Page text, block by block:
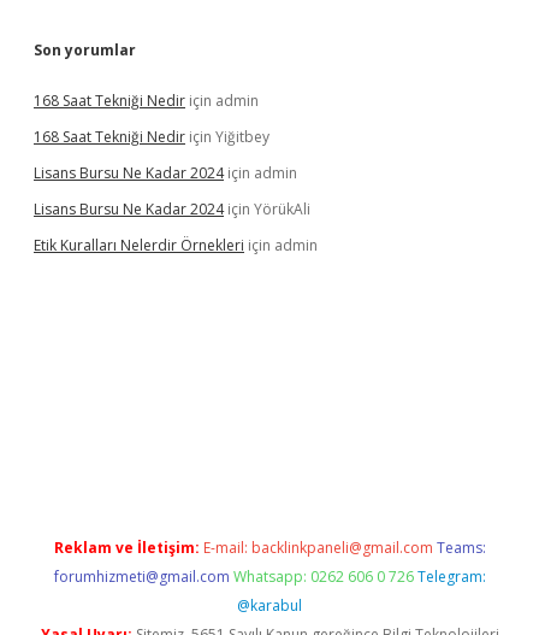
Son yorumlar
168 Saat Tekniği Nedir için admin
168 Saat Tekniği Nedir için Yiğitbey
Lisans Bursu Ne Kadar 2024için admin
Lisans Bursu Ne Kadar 2024için YörükAli
Etik Kuralları Nelerdir Örnekleri için admin
Reklam ve İletişim: E-mail: backlinkpaneli@gmail.com Teams:
forumhizmeti@gmail.com Whatsapp: 0262 606 0 726 Telegram:
@karabul